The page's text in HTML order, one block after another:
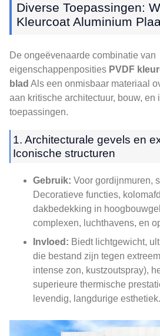
Diverse Toepassingen:
Kleurcoat Aluminium
De ongeëvenaarde combinatie van
eigenschappenposities PVDF
blad Als een onmisbaar materiaal
aan kritische architectuur, bouw, en
toepassingen.
1. Architecturale gevels en
Iconische structuren
Gebruik: Voor gordijnmuren,
Decoratieve functies,
dakbedekking in
complexen, luchthavens, en
Invloed: Biedt lichtgewicht,
die bestand zijn tegen
intense zon, kustzoutspray),
superieure thermische
levendig, langdurige esthetiek.